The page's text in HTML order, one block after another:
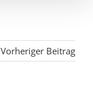
Vorheriger Beitrag